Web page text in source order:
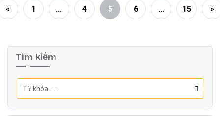
máy dán nhãn phù hợp giúp tăng năng suất, giảm chi phí, và
đảm bảo chất lượng sản phẩm, đáp ứng yêu cầu thẩm mỹ và
Nghiệp nhé!
« 1 ... 4 5 6 ... 15 »
Tìm kiếm